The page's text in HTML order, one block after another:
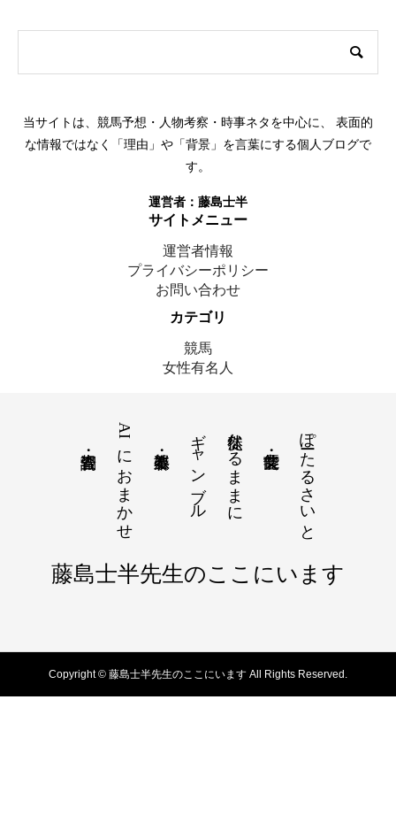
当サイトは、競馬予想・人物考察・時事ネタを中心に、 表面的
な情報ではなく「理由」や「背景」を言葉にする個人ブログで
す。
運営者： 藤島士半
サイトメニュー
運営者情報
プライバシーポリシー
お問い合わせ
カテゴリ
競馬
女性有名人
© 2025 藤島士半｜ここにいます ぽーたるさいと
徒然なるままに
ギャンブル
AIにおまかせ
藤島士半先生のここにいます
Copyright © 藤島士半先生のここにいます All Rights Reserved.